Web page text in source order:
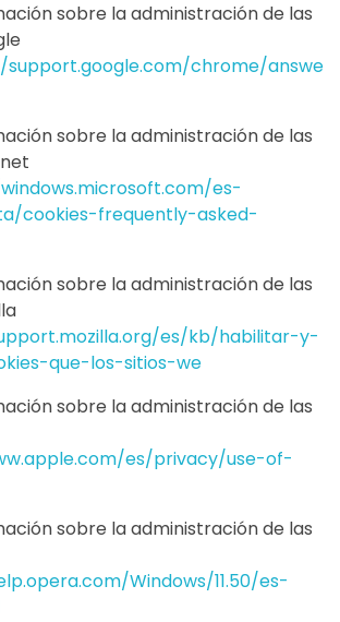
sobre la administración de las
chrome/answe
sobre la administración de las
es-
cookies-frequently-asked-
sobre la administración de las
es/kb/habilitar-y-
que-los-sitios-we
sobre la administración de las
es/privacy/use-of-
sobre la administración de las
Windows/11.50/es-